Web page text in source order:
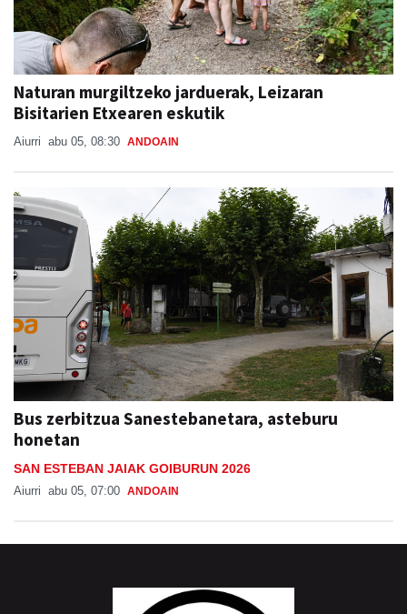
Naturan murgiltzeko jarduerak, Leizaran
Bisitarien Etxearen eskutik
Aiurri abu 05, 08:30 ANDOAIN
Bus zerbitzua Sanestebanetara, asteburu
honetan
SAN ESTEBAN JAIAK GOIBURUN 2026
Aiurri abu 05, 07:00 ANDOAIN